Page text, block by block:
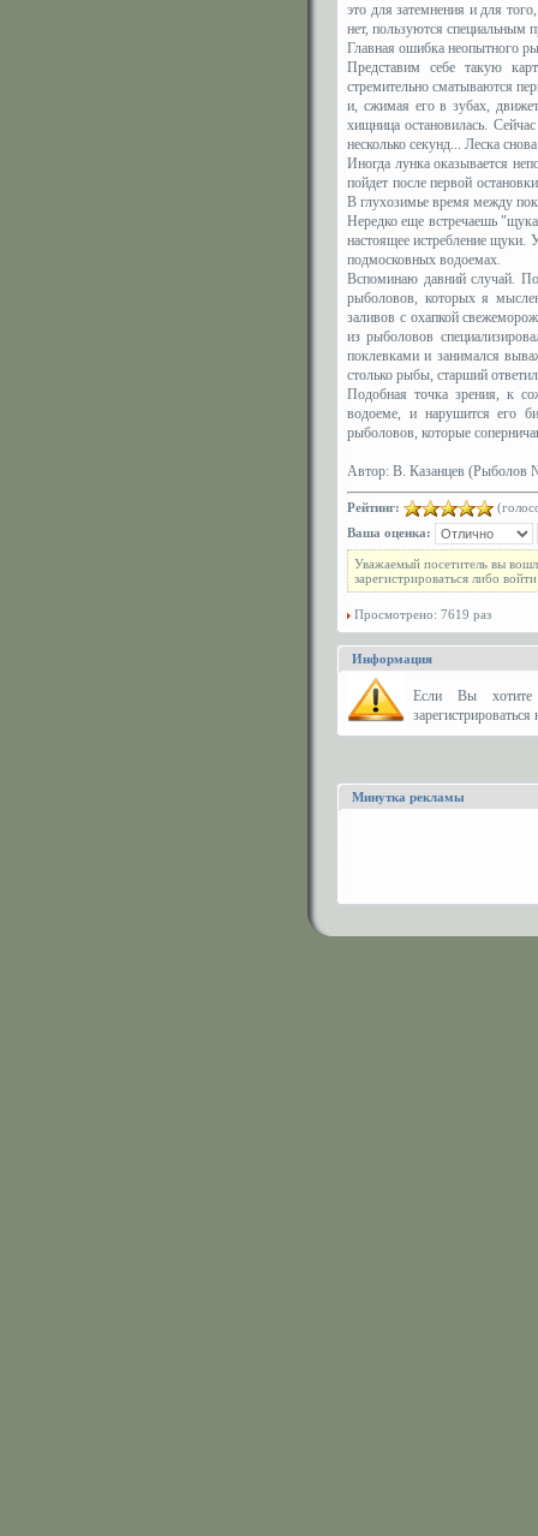
это для затемнения и для
нет, пользуются специальным
Главная ошибка неопытного
Представим себе такую
стремительно сматываются
и, сжимая его в зубах,
хищница остановилась.
несколько секунд... Леска
Иногда лунка оказывается
пойдет после первой
В глухозимье время между
Нередко еще встречаешь
настоящее истребление щуки.
подмосковных водоемах.
Вспоминаю давний случай.
рыболовов, которых я
заливов с охапкой
из рыболовов
поклевками и занимался
столько рыбы, старший
Подобная точка зрения, к
водоеме, и нарушится его
рыболовов, которые
Автор: В. Казанцев (Рыболов
Рейтинг:
Ваша оценка:
Уважаемый посетитель вы
зарегистрироваться либо
Просмотрено: 7619 раз
Информация
Eсли Вы хотите
зарегистрироваться
Минутка рекламы